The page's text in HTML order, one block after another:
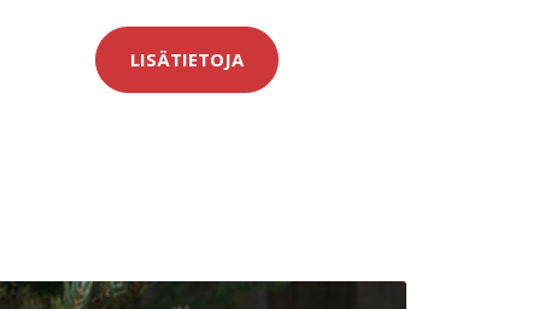
LISÄTIETOJA